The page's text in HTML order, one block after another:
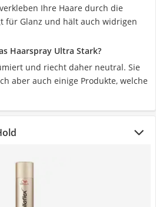
Ihre Haare durch die
für Glanz und hält auch widrigen
Haarspray Ultra Stark?
und riecht daher neutral. Sie
aber auch einige Produkte, welche